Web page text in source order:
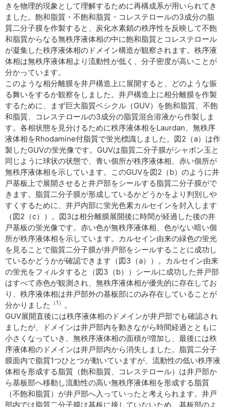
きを物理的現象として理解するために再構成系が用いられてき
ました。飽和脂質・不飽和脂質・コレステロールの3成分の脂
質二分子膜を作製すると、炭化水素鎖の秩序性を反映して不飽
和脂質からなる無秩序液体相の中に飽和脂質とコレステロール
が凝集した秩序液体相のドメイン構造が観察されます。秩序液
体相は無秩序液体相より流動性が低く、分子密度が高いことが
分かっています。
このような相分離膜を井戸構造上に展開すると、どのような振
る舞いをするか観察をしました。井戸構造上に相分離膜を作製
するために、まず巨大脂質ベシクル（GUV）を飽和脂質、不飽
和脂質、コレステロールの3成分の脂質混合溶液から作製しま
す。各相状態を見分けるために秩序液体相をLaurdan、無秩序
液体相をRhodamine付脂質で蛍光標識しました。図2（a）は作
製したGUVの蛍光像です。GUVは脂質二分子膜がシャボン玉と
同じように球状の状態で、青い個所が秩序液体相、赤い個所が
無秩序液体相を示しています。このGUVを図2（b）のように井
戸基板上で展開させると井戸部をシールする脂質二分子膜がで
きます。脂質二分子膜が形成しているかどうかをより判別しや
すくするために、井戸内部に蛍光色素カルセインを封入します
（図2（c））。図3は相分離膜展開後に時間が経過した後の井
戸基板の蛍光像です。赤い色が無秩序液体相、色がない暗い個
所が秩序液体相を示しています。カルセイン由来の緑色の蛍光
を見ることで脂質二分子膜が井戸部をシールすることに成功し
ているかどうかが確認できます（図3（a））。カルセイン由来
の蛍光をフィルタすると（図3（b））シールに成功した井戸部
はすべて赤色が観測され、無秩序液体相が優先的に存在してお
り、秩序液体相は井戸部外の基板部にのみ存在していることが
分かりました
（1） 。
GUV展開直後には秩序液体相のドメインが井戸部でも確認され
ましたが、ドメインは井戸部内を動きながら時間経過とともに
小さくなっていき、無秩序液体相の面積が増加し、最後には秩
序液体相のドメインは井戸部内から消失しました。脂質二分子
膜面内で脂質1つひとつが動いていますが、流動性の低い秩序液
体相を形成する脂質（飽和脂質、コレステロール）は井戸部か
ら基板部へ移動し流動性の高い無秩序液体相を形成する脂質
（不飽和脂質）が井戸部へ入っていったと考えられます。井戸
部内では脂質二分子膜は基板に接していないため、基板部のよ